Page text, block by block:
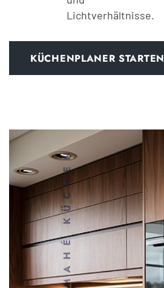
Lichtverhältnisse.
KÜCHENPLANER STARTEN
MAHÉ KÜCHEN